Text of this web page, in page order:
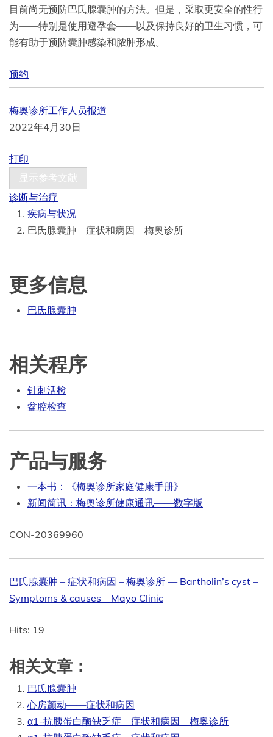
目前尚无预防巴氏腺囊肿的方法。但是，采取更安全的性行
为——特别是使用避孕套——以及保持良好的卫生习惯，可
能有助于预防囊肿感染和脓肿形成。
预约
梅奥诊所工作人员报道
2022年4月30日
打印
显示参考文献
诊断与治疗
疾病与状况
巴氏腺囊肿 – 症状和病因 – 梅奥诊所
更多信息
巴氏腺囊肿
相关程序
针刺活检
盆腔检查
产品与服务
一本书：《梅奥诊所家庭健康手册》
新闻简讯：梅奥诊所健康通讯——数字版
CON-20369960
巴氏腺囊肿 – 症状和病因 – 梅奥诊所 — Bartholin’s cyst –
Symptoms & causes – Mayo Clinic
Hits: 19
相关文章：
巴氏腺囊肿
心房颤动——症状和病因
α1-抗胰蛋白酶缺乏症 – 症状和病因 – 梅奥诊所